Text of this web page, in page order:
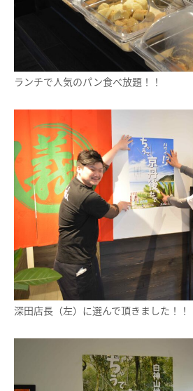
ランチで人気のパン食べ放題！！
深田店長（左）に選んで頂きました！！